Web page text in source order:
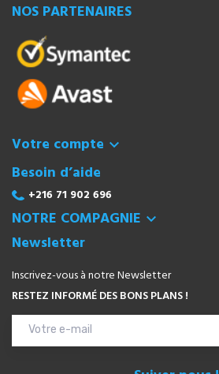
NOS PARTENAIRES
Votre compte 
Besoin d’aide
+216 71 902 696
NOTRE COMPAGNIE 
Newsletter
Inscrivez-vous à notre Newsletter
RESTEZ INFORMÉ DES BONS PLANS !